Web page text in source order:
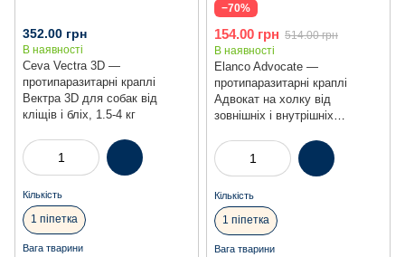
Ceva Vectra 3D —
протипаразитарні краплі
Вектра 3D для собак від
кліщів і бліх, 1.5-4 кг
352.00 грн
В наявності
Кількість
1 піпетка
Вага тварини
−70%
Elanco Advocate —
протипаразитарні краплі
Адвокат на холку від
зовнішніх і внутрішніх
4 кг, 1 піпетка
154.00 грн 514.00 грн
В наявності
Кількість
1 піпетка
Вага тварини